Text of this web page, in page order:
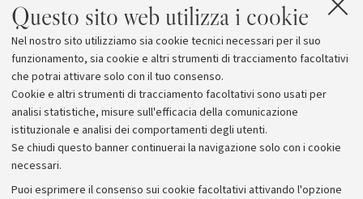
Questo sito web utilizza i cookie
Nel nostro sito utilizziamo sia cookie tecnici necessari per il suo
funzionamento, sia cookie e altri strumenti di tracciamento facoltativi
che potrai attivare solo con il tuo consenso.
Cookie e altri strumenti di tracciamento facoltativi sono usati per
analisi statistiche, misure sull'efficacia della comunicazione
istituzionale e analisi dei comportamenti degli utenti.
Se chiudi questo banner continuerai la navigazione solo con i cookie
necessari.
Puoi esprimere il consenso sui cookie facoltativi attivando l'opzione
Archivio